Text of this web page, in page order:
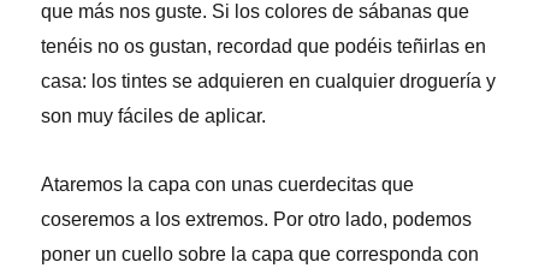
que más nos guste. Si los colores de sábanas que
tenéis no os gustan, recordad que podéis teñirlas en
casa: los tintes se adquieren en cualquier droguería y
son muy fáciles de aplicar.
Ataremos la capa con unas cuerdecitas que
coseremos a los extremos. Por otro lado, podemos
poner un cuello sobre la capa que corresponda con